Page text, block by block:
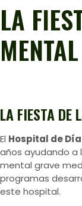
LA
MENTAL
LA FIESTA DE
El Hospital de
años ayudando a
mental grave
programas
este hospital.